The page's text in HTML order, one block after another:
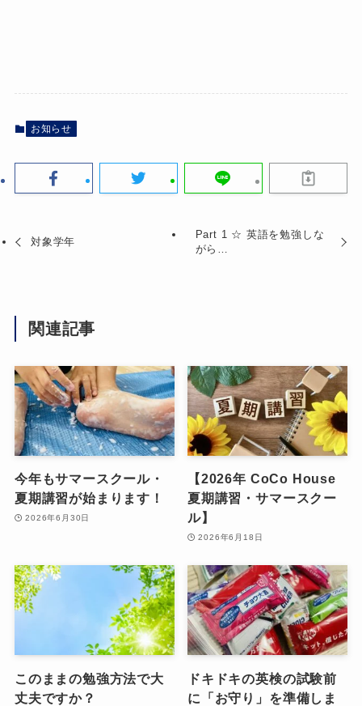
お知らせ
対象学年
Part 1 ☆ 英語を勉強しな
がら…
関連記事
今年もサマースクール・
夏期講習が始まります！
2026年6月30日
【2026年 CoCo House
夏期講習・サマースクー
ル】
2026年6月18日
このままの勉強方法で大
丈夫ですか？
ドキドキの英検の試験前
に「お守り」を準備しま